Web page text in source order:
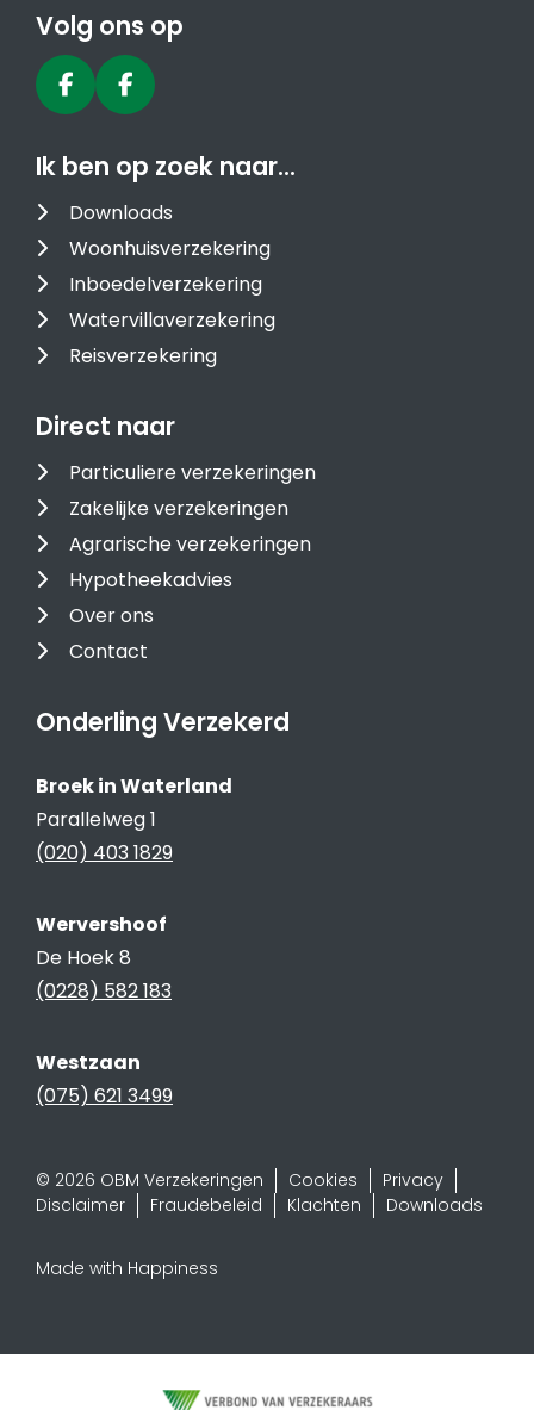
Volg ons op
Ik ben op zoek naar…
Downloads
Woonhuisverzekering
Inboedelverzekering
Watervillaverzekering
Reisverzekering
Direct naar
Particuliere verzekeringen
Zakelijke verzekeringen
Agrarische verzekeringen
Hypotheekadvies
Over ons
Contact
Onderling Verzekerd
Broek in Waterland
Parallelweg 1
(020) 403 1829
Wervershoof
De Hoek 8
(0228) 582 183
Westzaan
(075) 621 3499
© 2026 OBM Verzekeringen Cookies
Privacy
Disclaimer
Fraudebeleid Klachten Downloads
Made with Happiness